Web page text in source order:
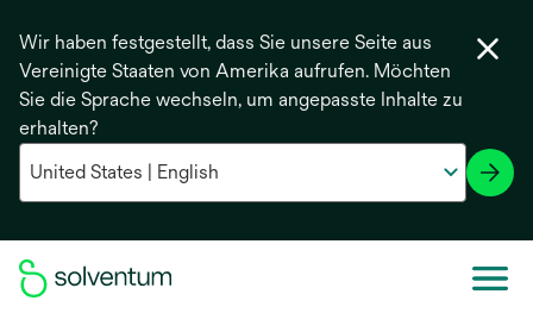
Wir haben festgestellt, dass Sie unsere Seite aus
Vereinigte Staaten von Amerika aufrufen. Möchten
Sie die Sprache wechseln, um angepasste Inhalte zu
erhalten?